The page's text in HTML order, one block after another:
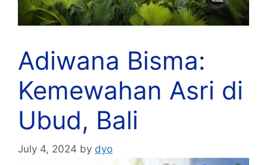
Adiwana Bisma:
Kemewahan Asri di
Ubud, Bali
July 4, 2024 by dyo